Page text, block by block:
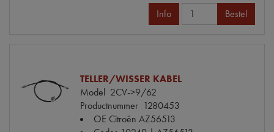
Info Bestel
TELLER/WISSER KABEL
Model 2CV->9/62
Productnummer 1280453
OE Citroën AZ56513